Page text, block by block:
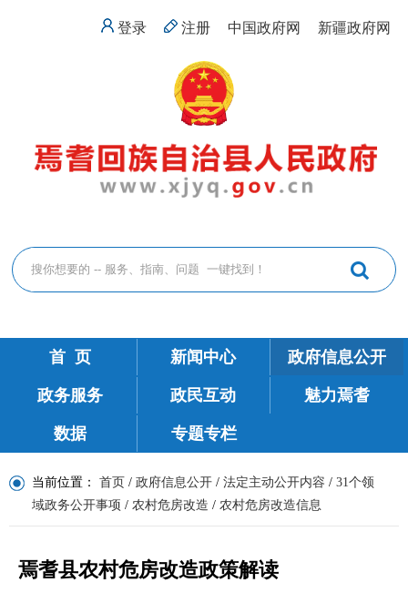
登录 注册 中国政府网 新疆政府网
首 页 新闻中心 政府信息公开
政务服务 政民互动 魅力焉耆
数据 专题专栏
当前位置： 首页 / 政府信息公开 / 法定主动公开内容 / 31个领
域政务公开事项 / 农村危房改造 / 农村危房改造信息
焉耆县农村危房改造政策解读